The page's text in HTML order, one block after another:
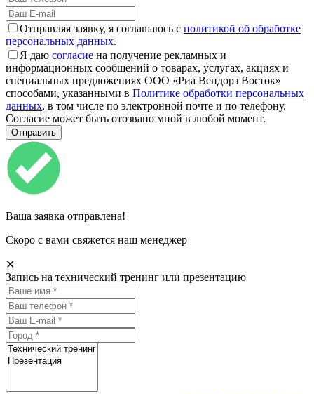
Отправляя заявку, я соглашаюсь с политикой об обработке
персональных данных.
Я даю согласие на получение рекламных и
информационных сообщений о товарах, услугах, акциях и
специальных предложениях ООО «Риа Вендорз Восток»
способами, указанными в Политике обработки персональных
данных, в том числе по электронной почте и по телефону.
Согласие может быть отозвано мной в любой момент.
Ваша заявка отправлена!
Скоро с вами свяжется наш менеджер
✕
Запись на технический тренинг или презентацию